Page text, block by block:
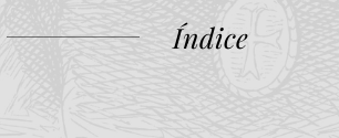
Índice